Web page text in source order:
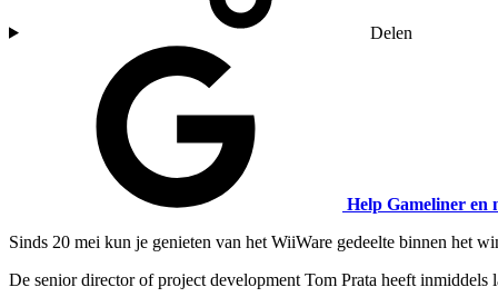
Delen
Help Gameliner en
Sinds 20 mei kun je genieten van het WiiWare gedeelte binnen het
De senior director of project development Tom Prata heeft inmiddels